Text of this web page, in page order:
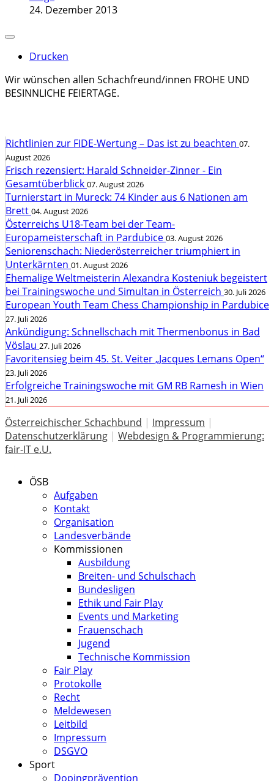
24. Dezember 2013
Drucken
Wir wünschen allen Schachfreund/innen FROHE UND
BESINNLICHE FEIERTAGE.
Richtlinien zur FIDE-Wertung – Das ist zu beachten 07.
August 2026
Frisch rezensiert: Harald Schneider-Zinner - Ein
Gesamtüberblick 07. August 2026
Turnierstart in Mureck: 74 Kinder aus 6 Nationen am
Brett 04. August 2026
Österreichs U18-Team bei der Team-
Europameisterschaft in Pardubice 03. August 2026
Seniorenschach: Niederösterreicher triumphiert in
Unterkärnten 01. August 2026
Ehemalige Weltmeisterin Alexandra Kosteniuk begeistert
bei Trainingswoche und Simultan in Österreich 30. Juli 2026
European Youth Team Chess Championship in Pardubice
27. Juli 2026
Ankündigung: Schnellschach mit Thermenbonus in Bad
Vöslau 27. Juli 2026
Favoritensieg beim 45. St. Veiter „Jacques Lemans Open“
23. Juli 2026
Erfolgreiche Trainingswoche mit GM RB Ramesh in Wien
21. Juli 2026
Österreichischer Schachbund | Impressum |
Datenschutzerklärung | Webdesign & Programmierung:
fair-IT e.U.
ÖSB
Aufgaben
Kontakt
Organisation
Landesverbände
Kommissionen
Ausbildung
Breiten- und Schulschach
Bundesligen
Ethik und Fair Play
Events und Marketing
Frauenschach
Jugend
Technische Kommission
Fair Play
Protokolle
Recht
Meldewesen
Leitbild
Impressum
DSGVO
Sport
Dopingprävention